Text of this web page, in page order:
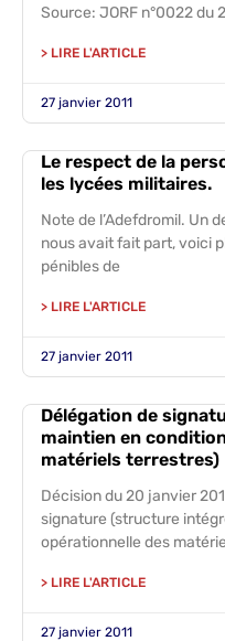
Source: JORF n°0022 du
> LIRE L'ARTICLE
27 janvier 2011
Le respect de la
les lycées militaires.
Note de l’Adefdromil. Un
nous avait fait part, voici
pénibles de
> LIRE L'ARTICLE
27 janvier 2011
Délégation de
maintien en
matériels terrestres)
Décision du 20 janvier
signature (structure
opérationnelle des
> LIRE L'ARTICLE
27 janvier 2011